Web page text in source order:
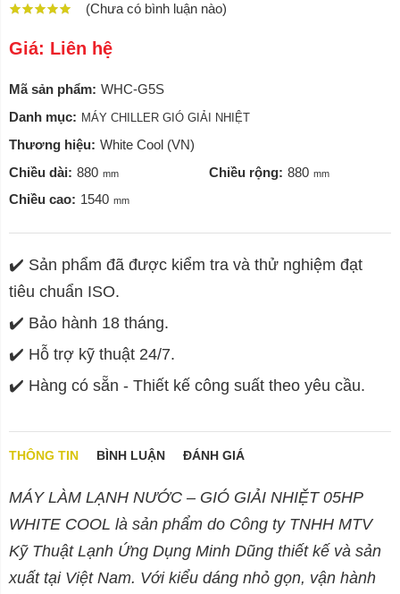
(Chưa có bình luận nào)
Giá: Liên hệ
Mã sản phẩm: WHC-G5S
Danh mục: MÁY CHILLER GIÓ GIẢI NHIỆT
Thương hiệu: White Cool (VN)
Chiều dài: 880 mm Chiều rộng: 880 mm
Chiều cao: 1540 mm
✔️ Sản phẩm đã được kiểm tra và thử nghiệm đạt
tiêu chuẩn ISO.
✔️ Bảo hành 18 tháng.
✔️ Hỗ trợ kỹ thuật 24/7.
✔️ Hàng có sẵn - Thiết kế công suất theo yêu cầu.
THÔNG TIN BÌNH LUẬN ĐÁNH GIÁ
MÁY LÀM LẠNH NƯỚC – GIÓ GIẢI NHIỆT 05HP
WHITE COOL là sản phẩm do Công ty TNHH MTV
Kỹ Thuật Lạnh Ứng Dụng Minh Dũng thiết kế và sản
xuất tại Việt Nam. Với kiểu dáng nhỏ gọn, vận hành